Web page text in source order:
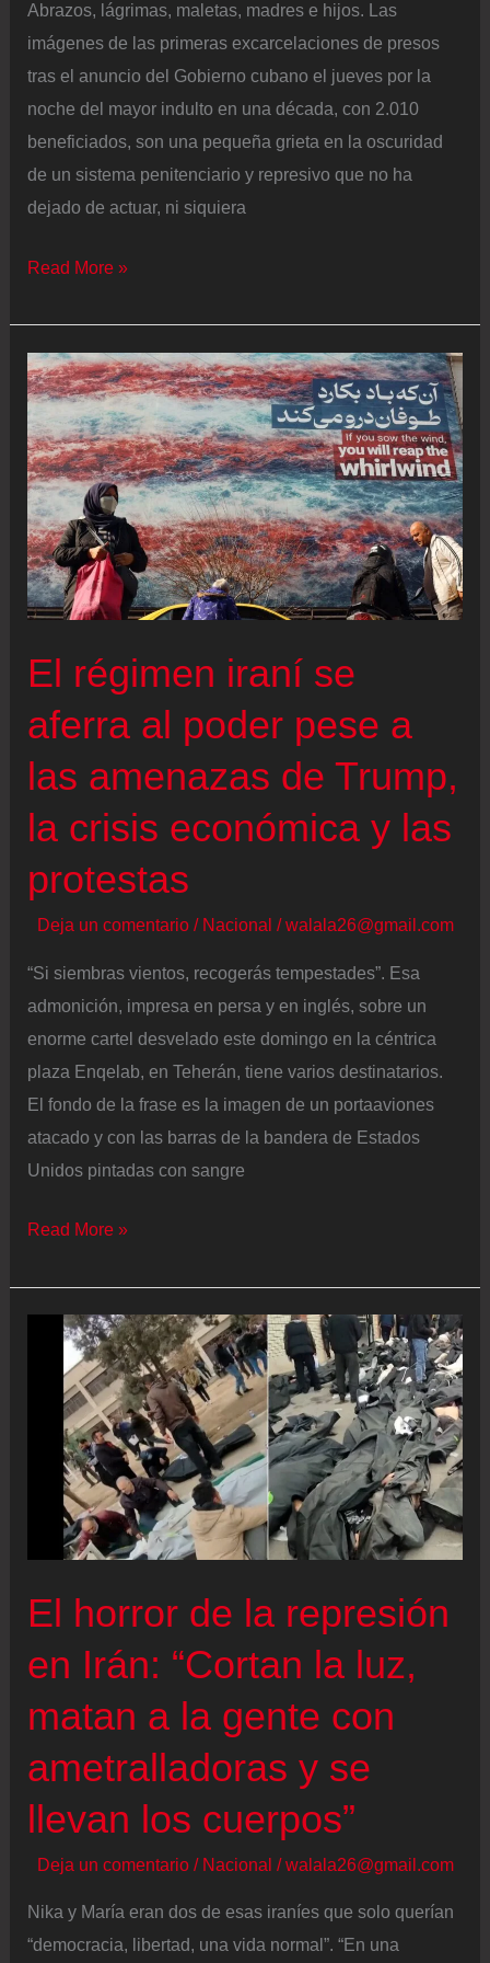
la
corrupción
Abrazos, lágrimas, maletas, madres e hijos. Las
imágenes de las primeras excarcelaciones de presos
tras el anuncio del Gobierno cubano el jueves por la
noche del mayor indulto en una década, con 2.010
beneficiados, son una pequeña grieta en la oscuridad
de un sistema penitenciario y represivo que no ha
dejado de actuar, ni siquiera
Represión
cárcel:
el
único
sistema
en
Cuba
que
no
sufre
Read More »
El régimen iraní se
aferra al poder pese a
las amenazas de Trump,
la crisis económica y las
protestas
Deja un comentario / Nacional /walala26@gmail.com
“Si siembras vientos, recogerás tempestades”. Esa
admonición, impresa en persa y en inglés, sobre un
enorme cartel desvelado este domingo en la céntrica
plaza Enqelab, en Teherán, tiene varios destinatarios.
El fondo de la frase es la imagen de un portaaviones
atacado y con las barras de la bandera de Estados
Unidos pintadas con sangre
El
iraní
poder
pese
amenazas
Trump,
la
económica
las
protestas
Read More »
El horror de la represión
en Irán: “Cortan la luz,
matan a la gente con
ametralladoras y se
llevan los cuerpos”
Deja un comentario / Nacional /walala26@gmail.com
Nika y María eran dos de esas iraníes que solo querían
“democracia, libertad, una vida normal”. “En una